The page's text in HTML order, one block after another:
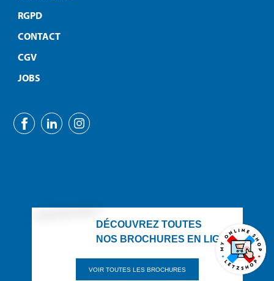
RGPD
CONTACT
CGV
JOBS
DÉCOUVREZ TOUTES
NOS BROCHURES EN LIGNE
VOIR TOUTES LES BROCHURES